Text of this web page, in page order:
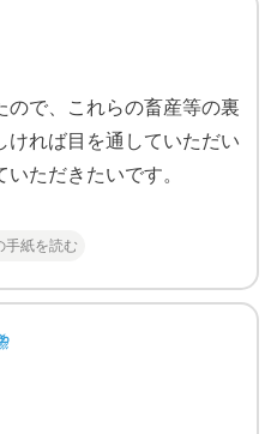
ので、これらの畜産等の裏
ければ目を通していただい
ただきたいです。
手紙を読む